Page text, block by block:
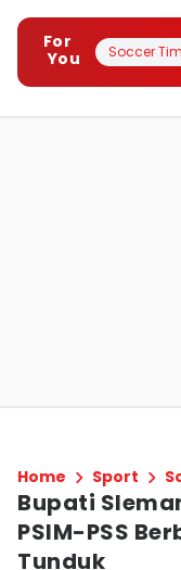
For
You
Soccer
Home Sport
Bupati
PSIM-PSS
Tunduk